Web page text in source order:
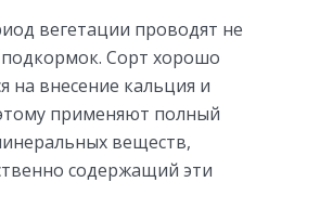
вегетации проводят не
подкормок. Сорт хорошо
на внесение кальция и
применяют полный
веществ,
содержащий эти